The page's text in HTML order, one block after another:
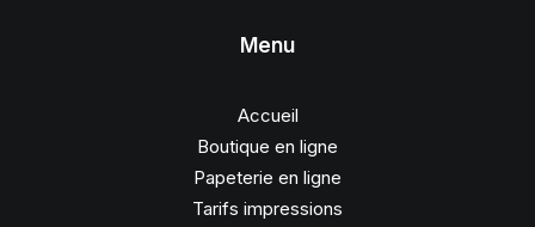
Menu
Accueil
Boutique en ligne
Papeterie en ligne
Tarifs impressions